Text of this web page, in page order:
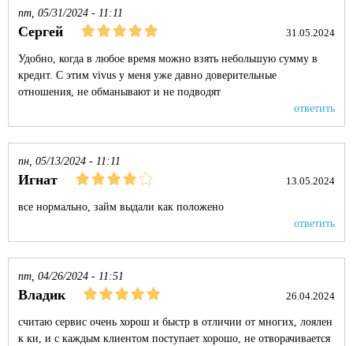
пт, 05/31/2024 - 11:11
Сергей 31.05.2024
Удобно, когда в любое время можно взять небольшую сумму в
кредит. С этим vivus у меня уже давно доверительные
отношения, не обманывают и не подводят
ответить
пн, 05/13/2024 - 11:11
Игнат 13.05.2024
все нормально, займ выдали как положено
ответить
пт, 04/26/2024 - 11:51
Владик 26.04.2024
считаю сервис очень хорош и быстр в отличии от многих, лоялен
к ки, и с каждым клиентом поступает хорошо, не отворачивается